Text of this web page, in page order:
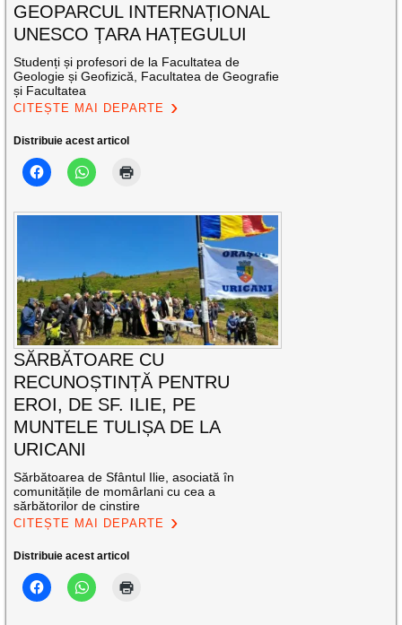
GEOPARCUL INTERNAȚIONAL
UNESCO ȚARA HAȚEGULUI
Studenți și profesori de la Facultatea de
Geologie și Geofizică, Facultatea de Geografie
și Facultatea
CITEȘTE MAI DEPARTE
Distribuie acest articol
SĂRBĂTOARE CU
RECUNOȘTINȚĂ PENTRU
EROI, DE SF. ILIE, PE
MUNTELE TULIȘA DE LA
URICANI
Sărbătoarea de Sfântul Ilie, asociată în
comunitățile de momârlani cu cea a
sărbătorilor de cinstire
CITEȘTE MAI DEPARTE
Distribuie acest articol